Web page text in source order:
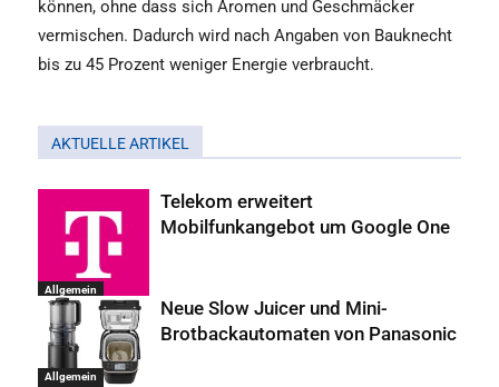
können, ohne dass sich Aromen und Geschmäcker
vermischen. Dadurch wird nach Angaben von Bauknecht
bis zu 45 Prozent weniger Energie verbraucht.
AKTUELLE ARTIKEL
Allgemein
Telekom erweitert
Mobilfunkangebot um Google One
Allgemein
Neue Slow Juicer und Mini-
Brotbackautomaten von Panasonic